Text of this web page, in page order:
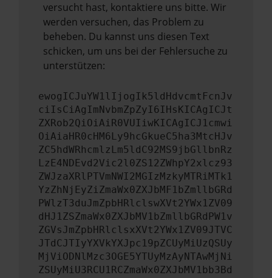
versucht hast, kontaktiere uns bitte. Wir
werden versuchen, das Problem zu
beheben. Du kannst uns diesen Text
schicken, um uns bei der Fehlersuche zu
unterstützen:
ewogICJuYW1lIjogIk5ldHdvcmtFcnJv
ciIsCiAgImNvbmZpZyI6IHsKICAgICJt
ZXRob2QiOiAiR0VUIiwKICAgICJ1cmwi
OiAiaHR0cHM6Ly9hcGkueC5ha3MtcHJv
ZC5hdWRhcmlzLm5ldC92MS9jbGllbnRz
LzE4NDEvd2Vic2l0ZS12ZWhpY2xlcz93
ZWJzaXRlPTVmNWI2MGIzMzkyMTRiMTk1
YzZhNjEyZiZmaWx0ZXJbMF1bZmllbGRd
PWlzT3duJmZpbHRlclswXVt2YWx1ZV09
dHJ1ZSZmaWx0ZXJbMV1bZmllbGRdPW1v
ZGVsJmZpbHRlclsxXVt2YWx1ZV09JTVC
JTdCJTIyYXVkYXJpc19pZCUyMiUzQSUy
MjViODNlMzc3OGE5YTUyMzAyNTAwMjNi
ZSUyMiU3RCU1RCZmaWx0ZXJbMV1bb3Bd